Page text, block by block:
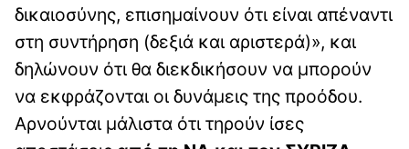
δικαιοσύνης, επισημαίνουν ότι είναι απέναντι
στη συντήρηση (δεξιά και αριστερά)», και
δηλώνουν ότι θα διεκδικήσουν να μπορούν
να εκφράζονται οι δυνάμεις της προόδου.
Αρνούνται μάλιστα ότι τηρούν ίσες